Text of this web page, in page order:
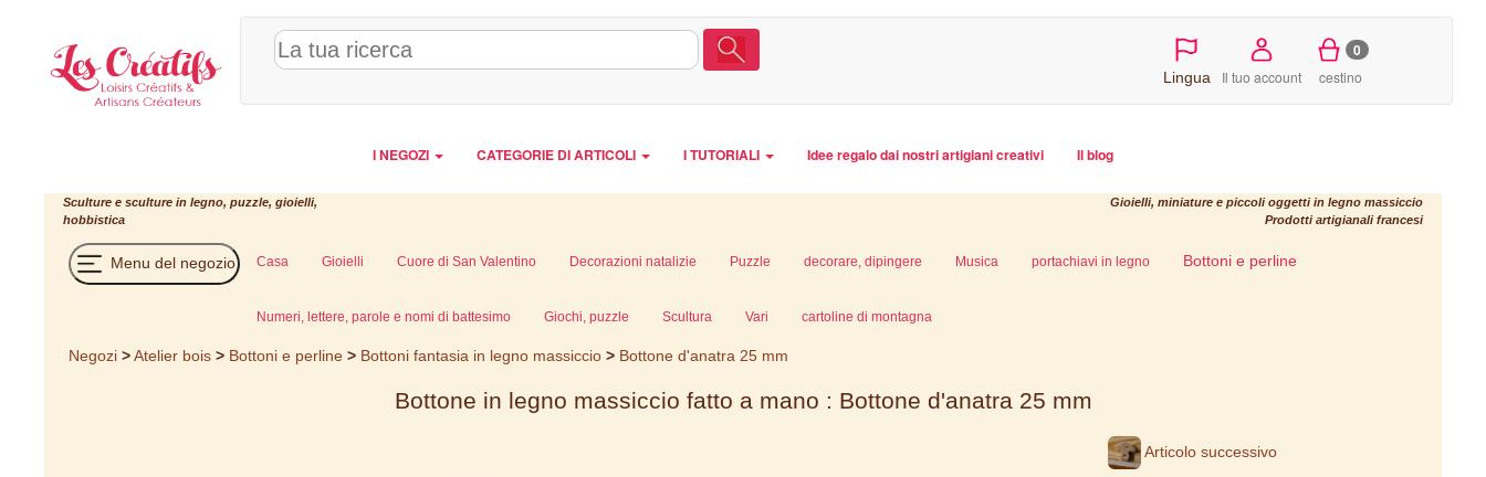
Lingua Il tuo account
0
cestino
I NEGOZI CATEGORIE DI ARTICOLI I TUTORIALI Idee regalo dai nostri artigiani creativi Il blog
Sculture e sculture in legno, puzzle, gioielli,
hobbistica
Gioielli, miniature e piccoli oggetti in legno massiccio
Prodotti artigianali francesi
Menu del negozio Casa Gioielli Cuore di San Valentino Decorazioni natalizie Puzzle decorare, dipingere Musica portachiavi in legno Bottoni e perline
Numeri, lettere, parole e nomi di battesimo Giochi, puzzle Scultura Vari cartoline di montagna
Negozi >Atelier bois > Bottoni e perline > Bottoni fantasia in legno massiccio > Bottone d'anatra 25 mm
Bottone in legno massiccio fatto a mano : Bottone d'anatra 25 mm
Articolo successivo